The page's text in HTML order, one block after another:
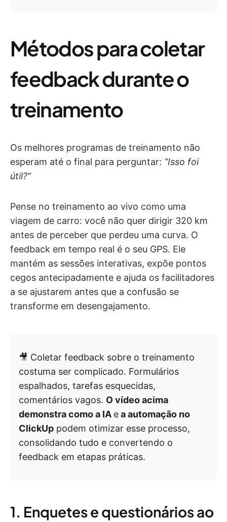
Métodos para coletar
feedback durante o
treinamento
Os melhores programas de treinamento não
esperam até o final para perguntar: “Isso foi
útil?”
Pense no treinamento ao vivo como uma
viagem de carro: você não quer dirigir 320 km
antes de perceber que perdeu uma curva. O
feedback em tempo real é o seu GPS. Ele
mantém as sessões interativas, expõe pontos
cegos antecipadamente e ajuda os facilitadores
a se ajustarem antes que a confusão se
transforme em desengajamento.
🎥 Coletar feedback sobre o treinamento
costuma ser complicado. Formulários
espalhados, tarefas esquecidas,
comentários vagos. O vídeo acima
demonstra como a IA ea automação no
ClickUp podem otimizar esse processo,
consolidando tudo e convertendo o
feedback em etapas práticas.
1. Enquetes e questionários ao